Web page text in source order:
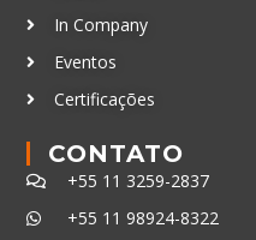
In Company
Eventos
Certificações
CONTATO
+55 11 3259-2837
+55 11 98924-8322